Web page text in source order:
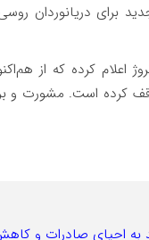
برای دریانوردان
اعلام کرده که از
به احیای صادرات و